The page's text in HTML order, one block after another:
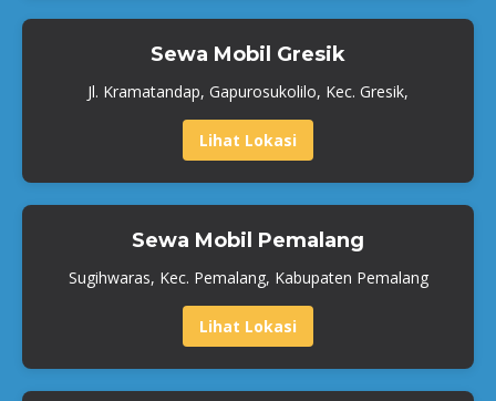
Sewa Mobil Gresik
Jl. Kramatandap, Gapurosukolilo, Kec. Gresik,
Lihat Lokasi
Sewa Mobil Pemalang
Sugihwaras, Kec. Pemalang, Kabupaten Pemalang
Lihat Lokasi